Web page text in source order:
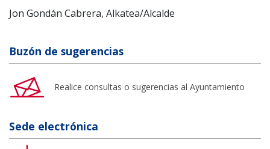
Jon Gondán Cabrera, Alkatea/Alcalde
Buzón de sugerencias
Realice consultas o sugerencias al Ayuntamiento
Sede electrónica